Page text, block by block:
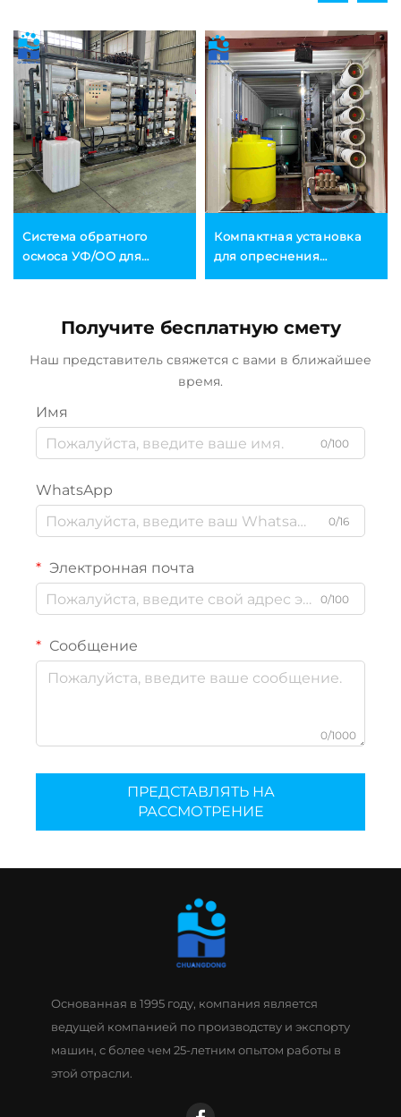
Система обратного
осмоса УФ/ОО для
сельскохозяйственных
нужд и рециркуляции
Компактная установка
для опреснения
опреснения, установка
для очистки грунтовых
Получите бесплатную смету
Наш представитель свяжется с вами в ближайшее
время.
Имя
0/100
WhatsApp
0/16
Электронная почта
0/100
Сообщение
0/1000
ПРЕДСТАВЛЯТЬ НА
РАССМОТРЕНИЕ
Основанная в 1995 году, компания является
ведущей компанией по производству и экспорту
машин, с более чем 25-летним опытом работы в
этой отрасли.